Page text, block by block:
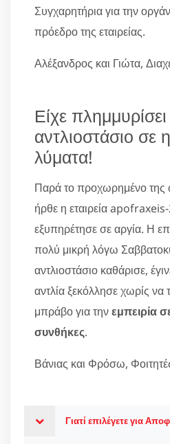
Συγχαρητήρια για την
πρόεδρο της εταιρείας.
Αλέξανδρος και Γιώτα,
Είχε
αντλιοστάσιο σε
λύματα!
Παρά το προχωρημένο της
ήρθε η εταιρεία
εξυπηρέτησε σε αργία. Η
πολύ μικρή λόγω
αντλιοστάσιο καθάρισε,
αντλία ξεκόλλησε χωρίς
μπράβο για τηνεμπειρία
συνθήκες.
Βάνιας και Φρόσω,
Γιατί επιλέγετε για